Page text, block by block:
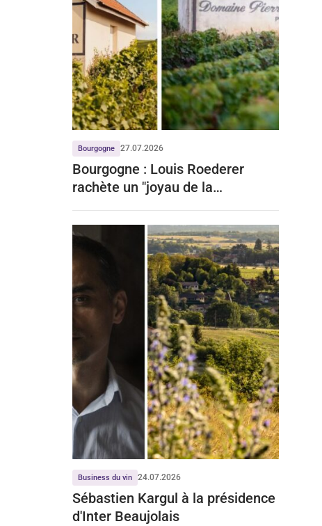
Bourgogne 27.07.2026
Bourgogne : Louis Roederer
rachète un "joyau de la
Business du vin 24.07.2026
Sébastien Kargul à la présidence
d'Inter Beaujolais